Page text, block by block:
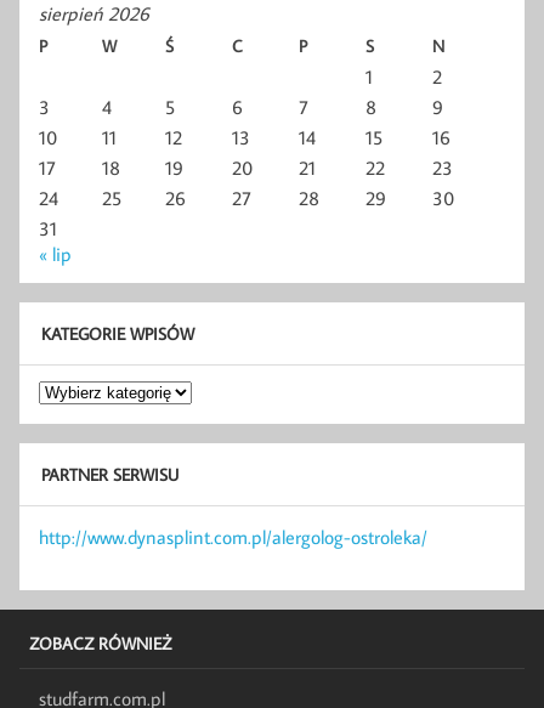
sierpień 2026
P W Ś C P S N
1
2
3
4 5 6 7 8
9
10
11 12 13 14 15
16
17
18 19 20 21 22
23
24
25 26 27 28 29
30
31
« lip
KATEGORIE WPISÓW
Kategorie
wpisów
PARTNER SERWISU
http://www.dynasplint.com.pl/alergolog-ostroleka/
ZOBACZ RÓWNIEŻ
studfarm.com.pl